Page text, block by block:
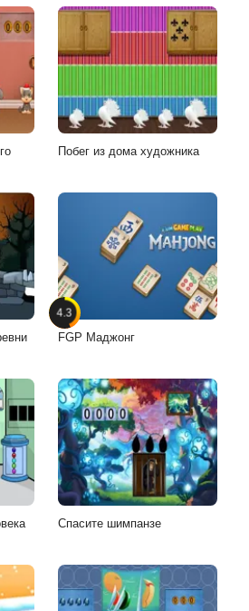
Побег из дома художника
4.3
FGP Маджонг
Спасите шимпанзе